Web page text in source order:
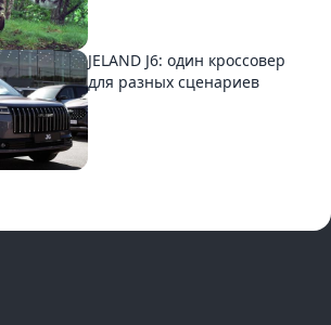
JELAND J6: один кроссовер
для разных сценариев